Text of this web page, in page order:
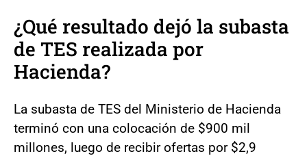
¿Qué resultado dejó la subasta
de TES realizada por
Hacienda?
La subasta de TES del Ministerio de Hacienda
terminó con una colocación de $900 mil
millones, luego de recibir ofertas por $2,9